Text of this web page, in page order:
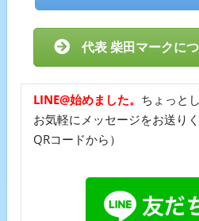
代表 柴田マークに
LINE@始めました。 ちょっと
お気軽にメッセージをお送り
QRコードから）